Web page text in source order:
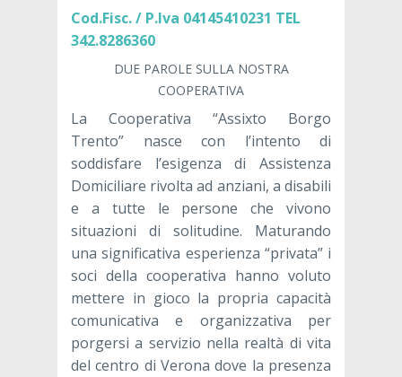
Cod.Fisc. / P.Iva 04145410231 TEL
342.8286360
DUE PAROLE SULLA NOSTRA
COOPERATIVA
La Cooperativa “Assixto Borgo
Trento” nasce con l’intento di
soddisfare l’esigenza di Assistenza
Domiciliare rivolta ad anziani, a disabili
e a tutte le persone che vivono
situazioni di solitudine. Maturando
una significativa esperienza “privata” i
soci della cooperativa hanno voluto
mettere in gioco la propria capacità
comunicativa e organizzativa per
porgersi a servizio nella realtà di vita
del centro di Verona dove la presenza